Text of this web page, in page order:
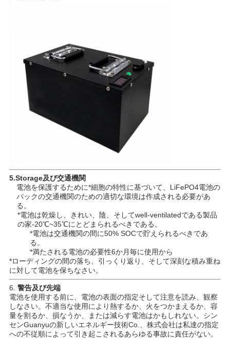
5.Storage及び交通機関
電池を保護するために*細胞の特性に基づいて、LiFePO4電池の
パックの交通機関のための適切な環境は作成される必要があ
る。
*電池は乾燥し、きれい、陰、そしてwell-ventilatedである製品
の家-20℃~35℃にとどまられるべきである。
*電池は交通機関の間に50% SOCで貯えられるべきであ
る。
*満たされる電池の必要性6か月毎に使用から
*ローディングの間の落ち、引っくり返り、そして深刻な積み重ね
に対して電池を保ちなさい。
6. 警告及び先端
電池を使用する前に、電池の表面の指定そして注意を読み、観察
しなさい。不適当な使用により熱するか、火をつかまえるか、容
量を割るか、損なうか、または減らす電池はかもしれない。シン
センGuanyuの新しいエネルギー技術Co.、株式会社は私達の指定
への不従順によって引き起こされるあらゆる事故に責任がない。